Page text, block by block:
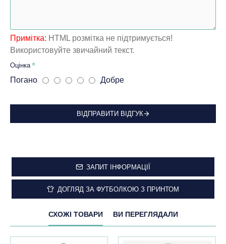
Примітка: HTML розмітка не підтримується!
Використовуйте звичайний текст.
Оцінка
Погано Добре
ВІДПРАВИТИ ВІДГУК
ЗАПИТ ІНФОРМАЦІЇ
ДОГЛЯД ЗА ФУТБОЛКОЮ З ПРИНТОМ
СХОЖІ ТОВАРИ ВИ ПЕРЕГЛЯДАЛИ